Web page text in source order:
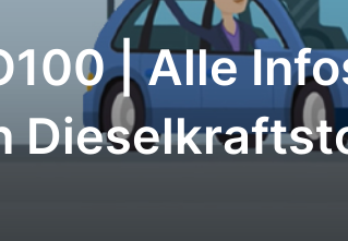
| Alle